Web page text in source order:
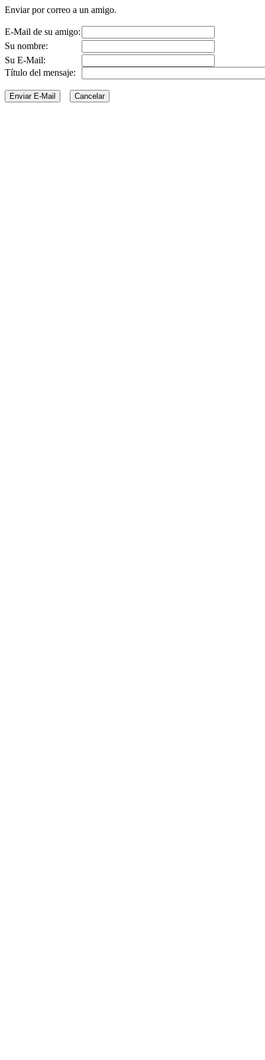
Enviar por correo a un amigo.
E-Mail de su amigo:
Su nombre:
Su E-Mail:
Título del mensaje: